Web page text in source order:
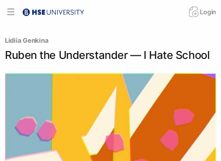
Login
Lidiia Genkina
Ruben the Understander — I Hate School